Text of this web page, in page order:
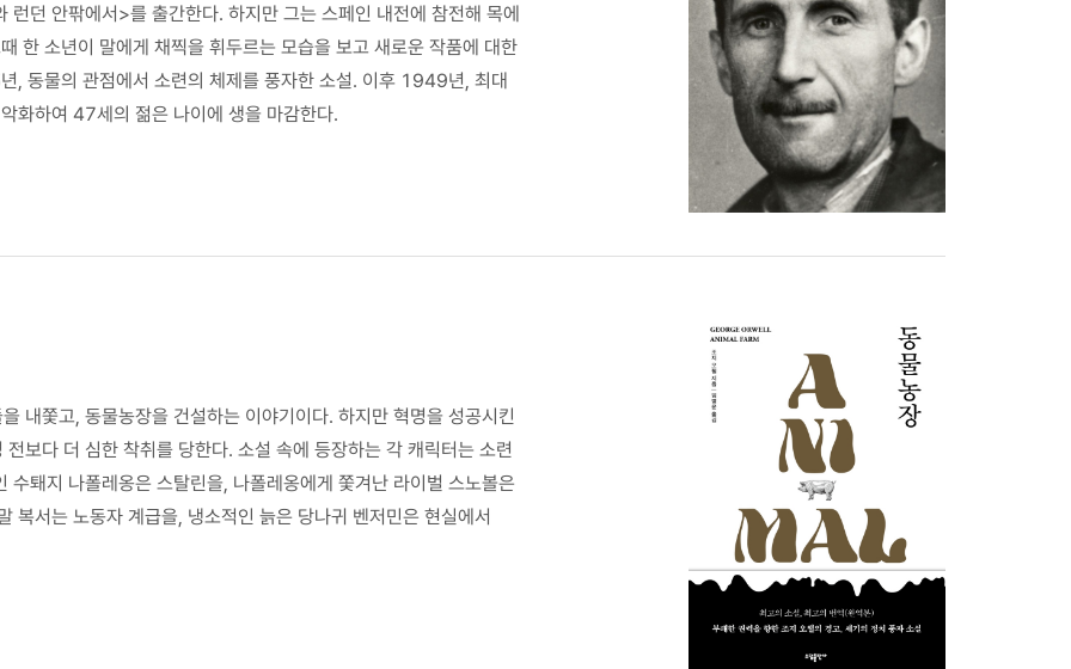
던 안팎에서>를 출간한다. 하지만 그는 스페인 내전에 참전해 목에
한 소년이 말에게 채찍을 휘두르는 모습을 보고 새로운 작품에 대한
, 동물의 관점에서 소련의 체제를 풍자한 소설. 이후 1949년, 최대
화하여 47세의 젊은 나이에 생을 마감한다.
내쫓고, 동물농장을 건설하는 이야기이다. 하지만 혁명을 성공시킨
보다 더 심한 착취를 당한다. 소설 속에 등장하는 각 캐릭터는 소련
퇘지 나폴레옹은 스탈린을, 나폴레옹에게 쫓겨난 라이벌 스노볼은
복서는 노동자 계급을, 냉소적인 늙은 당나귀 벤저민은 현실에서